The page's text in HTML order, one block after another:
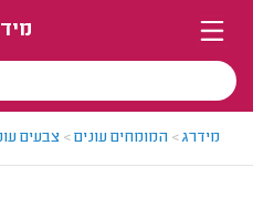
מידרג> המומחים עונים> צבעים